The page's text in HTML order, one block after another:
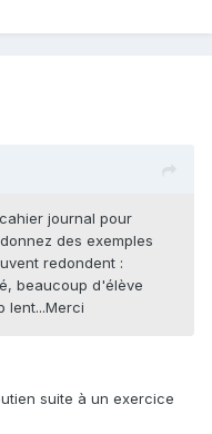
journal pour
des exemples
redondent :
beaucoup d'élève
lent...Merci
suite à un exercice